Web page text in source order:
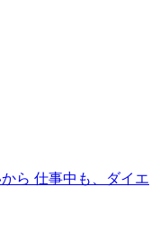
ら 仕事中も、ダイエ